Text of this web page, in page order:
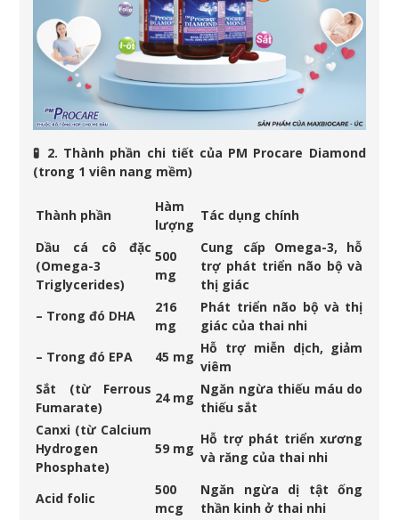
🧪 2. Thành phần chi tiết của PM Procare Diamond
(trong 1 viên nang mềm)
Thành phần
Hàm
lượng
Tác dụng chính
Dầu cá cô đặc
(Omega-3
Triglycerides)
500
mg
Cung cấp Omega-3, hỗ
trợ phát triển não bộ và
thị giác
– Trong đó DHA
216
mg
Phát triển não bộ và thị
giác của thai nhi
– Trong đó EPA
45 mg
Hỗ trợ miễn dịch, giảm
viêm
Sắt (từ Ferrous
Fumarate)
24 mg
Ngăn ngừa thiếu máu do
thiếu sắt
Canxi (từ Calcium
Hydrogen
Phosphate)
59 mg
Hỗ trợ phát triển xương
và răng của thai nhi
Acid folic
500
mcg
Ngăn ngừa dị tật ống
thần kinh ở thai nhi